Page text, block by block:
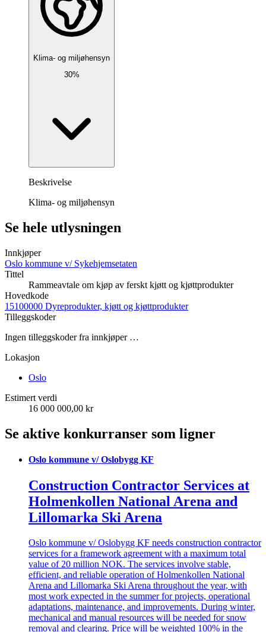
Klima- og miljøhensyn
30%
Beskrivelse
Klima- og miljøhensyn
Se hele utlysningen
Innkjøper
Oslo kommune v/ Sykehjemsetaten
Tittel
Rammeavtale om kjøp av ferskt kjøtt og kjøttprodukter
Hovedkode
15100000 Dyreprodukter, kjøtt og kjøttprodukter
Tilleggskoder
Ingen tilleggskoder fra innkjøper …
Lokasjon
Oslo
Estimert verdi
16 000 000,00 kr
Se aktive konkurranser som ligner
Oslo kommune v/ Oslobygg KF
Construction Contractor Services at
Holmenkollen National Arena and
Lillomarka Ski Arena
Oslo kommune v/ Oslobygg KF needs construction contractor
services for a framework agreement with a maximum total
value of 20 million NOK. The services involve stable,
efficient, and reliable operation of Holmenkollen National
Arena and Lillomarka Ski Arena throughout the year, with
most work expected in the summer for projects, operational
adaptations, maintenance, and improvements. During winter,
mechanical and manual resources will be needed for snow
removal and clearing. Price will be weighted 100% in the